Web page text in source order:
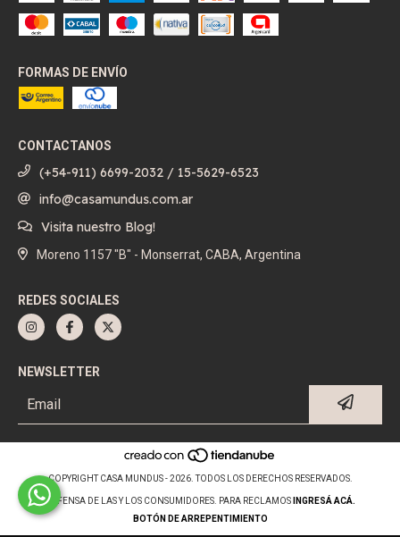
FORMAS DE ENVÍO
CONTACTANOS
(+54-911) 6699-2032 / 15-5629-6523
info@casamundus.com.ar
Visita nuestro Blog!
Moreno 1157 "B" - Monserrat, CABA, Argentina
REDES SOCIALES
NEWSLETTER
COPYRIGHT CASA MUNDUS - 2026. TODOS LOS DERECHOS RESERVADOS.
DEFENSA DE LAS Y LOS CONSUMIDORES. PARA RECLAMOS
INGRESÁ ACÁ.
BOTÓN DE ARREPENTIMIENTO